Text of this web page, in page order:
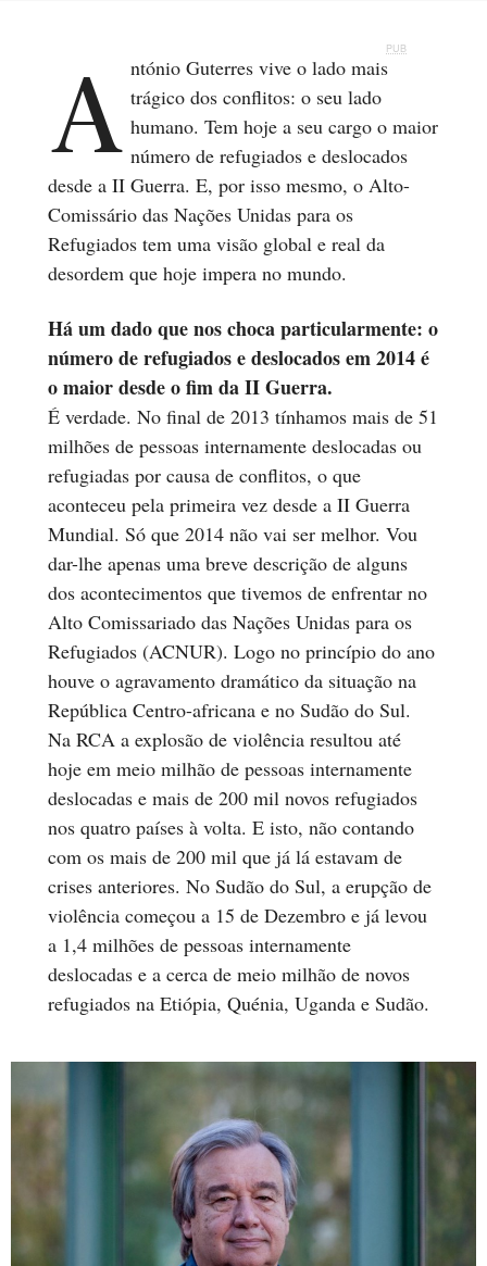
PUB
António Guterres vive o lado mais trágico dos conflitos: o seu lado
humano. Tem hoje a seu cargo o maior
número de refugiados e deslocados
desde a II Guerra. E, por isso mesmo, o Alto-
Comissário das Nações Unidas para os
Refugiados tem uma visão global e real da
desordem que hoje impera no mundo.
Há um dado que nos choca particularmente: o
número de refugiados e deslocados em 2014 é
o maior desde o fim da II Guerra.
É verdade. No final de 2013 tínhamos mais de 51
milhões de pessoas internamente deslocadas ou
refugiadas por causa de conflitos, o que
aconteceu pela primeira vez desde a II Guerra
Mundial. Só que 2014 não vai ser melhor. Vou
dar-lhe apenas uma breve descrição de alguns
dos acontecimentos que tivemos de enfrentar no
Alto Comissariado das Nações Unidas para os
Refugiados (ACNUR). Logo no princípio do ano
houve o agravamento dramático da situação na
República Centro-africana e no Sudão do Sul.
Na RCA a explosão de violência resultou até
hoje em meio milhão de pessoas internamente
deslocadas e mais de 200 mil novos refugiados
nos quatro países à volta. E isto, não contando
com os mais de 200 mil que já lá estavam de
crises anteriores. No Sudão do Sul, a erupção de
violência começou a 15 de Dezembro e já levou
a 1,4 milhões de pessoas internamente
deslocadas e a cerca de meio milhão de novos
refugiados na Etiópia, Quénia, Uganda e Sudão.